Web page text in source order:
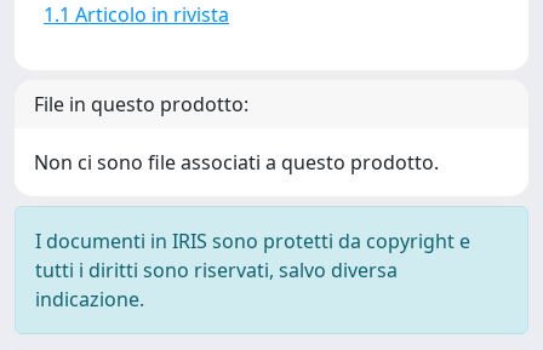
1.1 Articolo in rivista
File in questo prodotto:
Non ci sono file associati a questo prodotto.
I documenti in IRIS sono protetti da copyright e
tutti i diritti sono riservati, salvo diversa
indicazione.